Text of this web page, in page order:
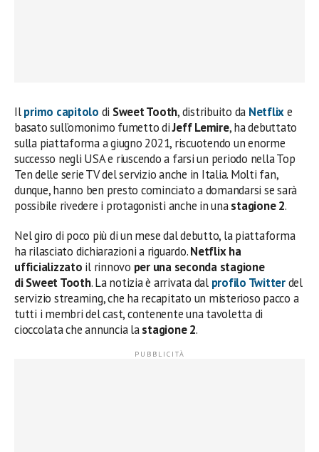
Ilprimo capitolo di Sweet Tooth, distribuito da Netflixe
basato sull’omonimo fumetto diJeff Lemire, ha debuttato
sulla piattaforma a giugno 2021, riscuotendo un enorme
successo negli USA e riuscendo a farsi un periodo nella Top
Ten delle serie TV del servizio anche in Italia. Molti fan,
dunque, hanno ben presto cominciato a domandarsi se sarà
possibile rivedere i protagonisti anche in unastagione 2.
Nel giro di poco più di un mese dal debutto, la piattaforma
ha rilasciato dichiarazioni a riguardo.Netflix ha
ufficializzato il rinnovo per una seconda stagione
di Sweet Tooth. La notizia è arrivata dal profilo Twitterdel
servizio streaming, che ha recapitato un misterioso pacco a
tutti i membri del cast, contenente una tavoletta di
cioccolata che annuncia lastagione 2.